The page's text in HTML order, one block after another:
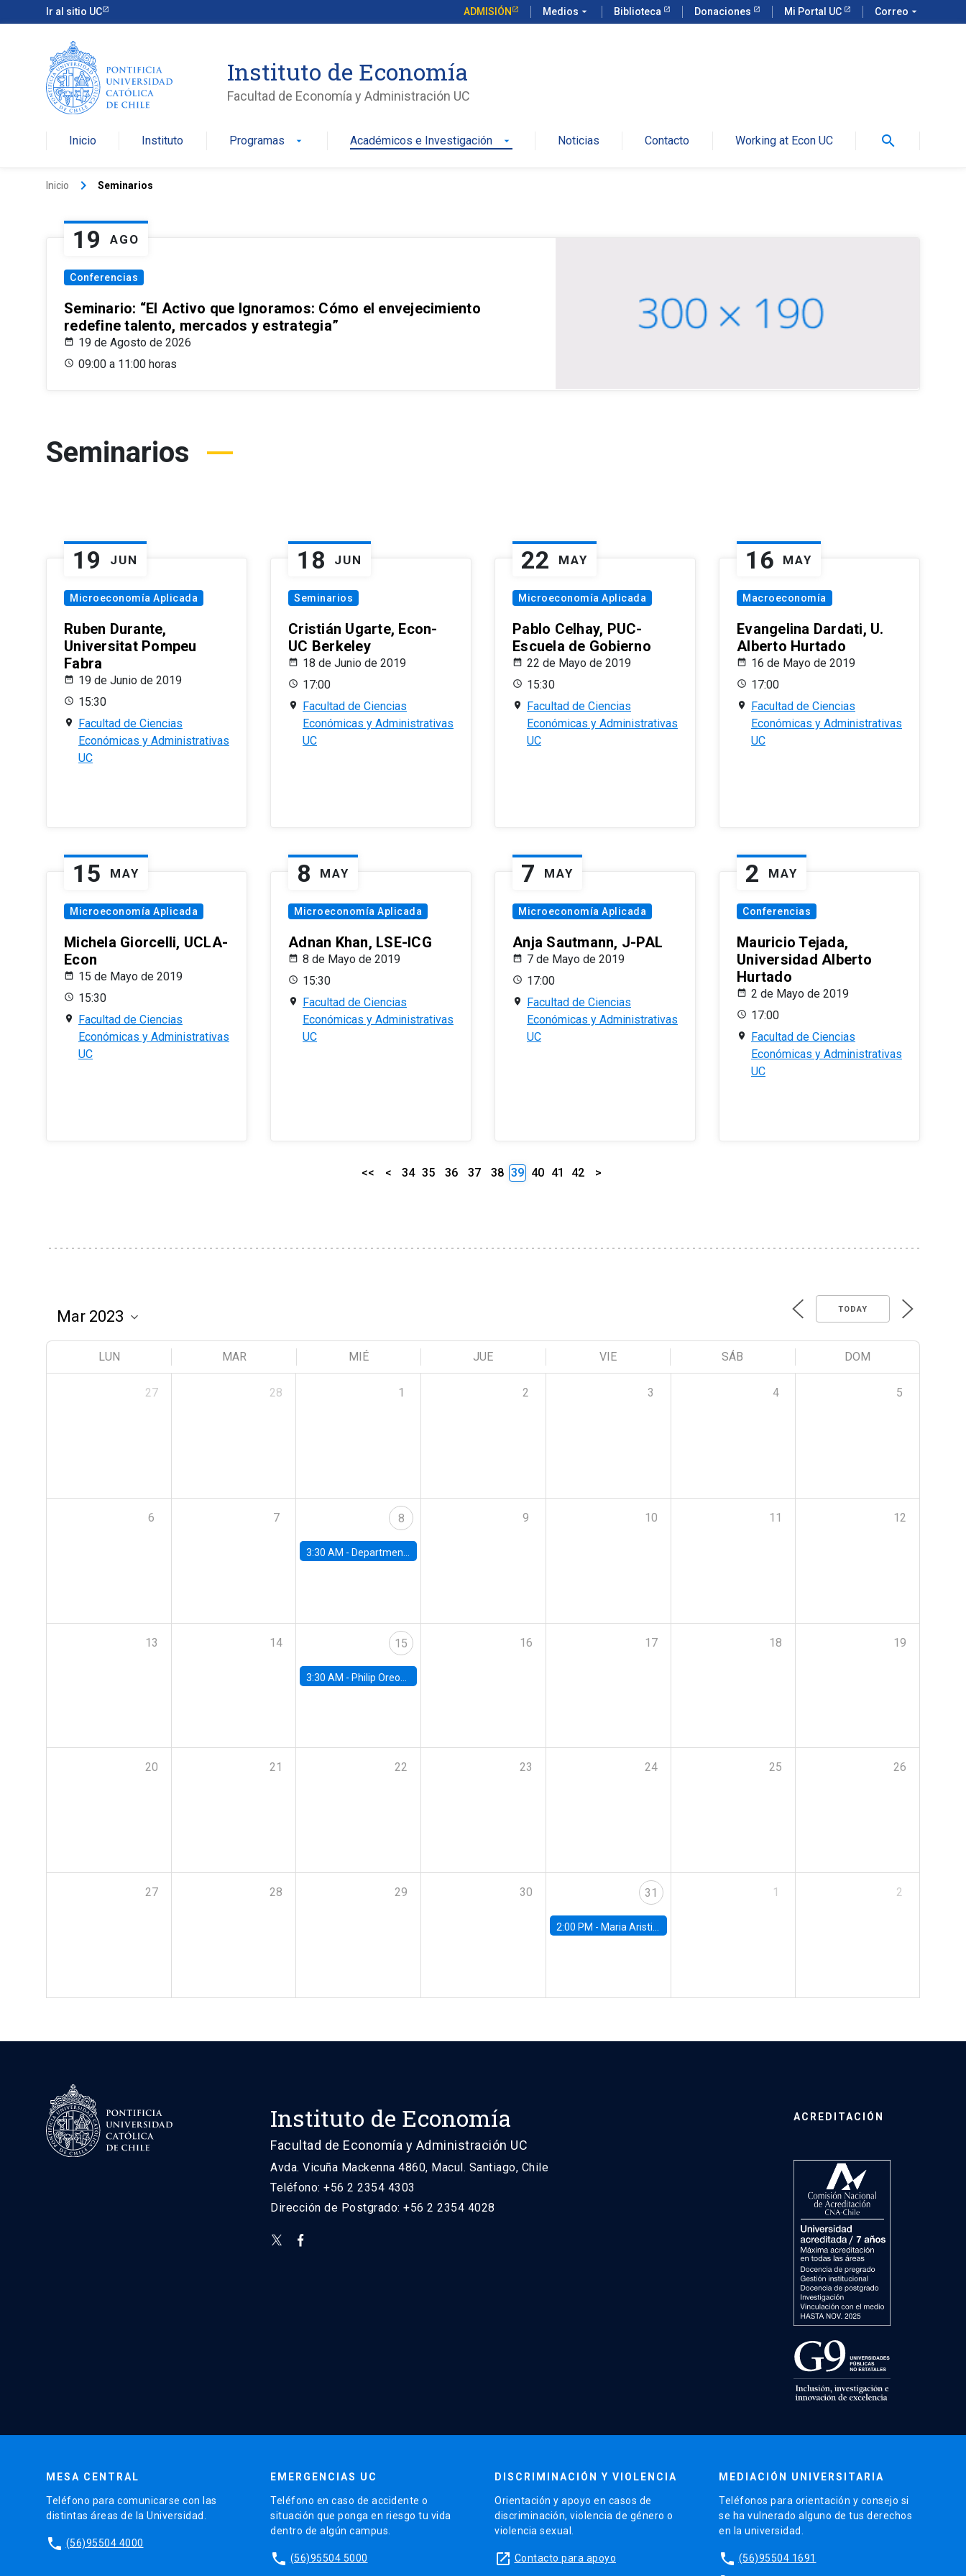
Ir al sitio UC ADMISIÓN Medios arrow_drop_down Biblioteca Donaciones Mi Portal UC Correo arrow_drop_down
Instituto de Economía
Facultad de Economía y Administración UC
Inicio Instituto Programas arrow_drop_down Académicos e Investigación arrow_drop_down Noticias Contacto Working at Econ UC search
Inicio keyboard_arrow_right Seminarios
19 AGO
Conferencias
Seminario: “El Activo que Ignoramos: Cómo el envejecimiento
redefine talento, mercados y estrategia”
19 de Agosto de 2026
09:00 a 11:00 horas
Seminarios
19 JUN
Microeconomía Aplicada
Ruben Durante,
Universitat Pompeu
Fabra
19 de Junio de 2019
15:30
Facultad de Ciencias
Económicas y Administrativas
UC
18 JUN
Seminarios
Cristián Ugarte, Econ-
UC Berkeley
18 de Junio de 2019
17:00
Facultad de Ciencias
Económicas y Administrativas
UC
22 MAY
Microeconomía Aplicada
Pablo Celhay, PUC-
Escuela de Gobierno
22 de Mayo de 2019
15:30
Facultad de Ciencias
Económicas y Administrativas
UC
16 MAY
Macroeconomía
Evangelina Dardati, U.
Alberto Hurtado
16 de Mayo de 2019
17:00
Facultad de Ciencias
Económicas y Administrativas
UC
15 MAY
Microeconomía Aplicada
Michela Giorcelli, UCLA-
Econ
15 de Mayo de 2019
15:30
Facultad de Ciencias
Económicas y Administrativas
UC
8 MAY
Microeconomía Aplicada
Adnan Khan, LSE-ICG
8 de Mayo de 2019
15:30
Facultad de Ciencias
Económicas y Administrativas
UC
7 MAY
Microeconomía Aplicada
Anja Sautmann, J-PAL
7 de Mayo de 2019
17:00
Facultad de Ciencias
Económicas y Administrativas
UC
2 MAY
Conferencias
Mauricio Tejada,
Universidad Alberto
Hurtado
2 de Mayo de 2019
17:00
Facultad de Ciencias
Económicas y Administrativas
UC
<< < 34 35 36 37 38 39 40 41 42 >
TODAY
LUN MAR MIÉ JUE VIE SÁB DOM
27 28 1 2 3 4 5
6 7 8
3:30 AM - Department Seminar: James Robinson
9 10 11 12
13 14 15
3:30 AM - Philip Oreopolous, University of Toronto
16 17 18 19
20 21 22 23 24 25 26
27 28 29 30 31
2:00 PM - Maria Aristizabal-Ramirez, FED Board
1 2
Instituto de Economía
Facultad de Economía y Administración UC
Avda. Vicuña Mackenna 4860, Macul. Santiago, Chile
Teléfono: +56 2 2354 4303
Dirección de Postgrado: +56 2 2354 4028
ACREDITACIÓN
MESA CENTRAL
Teléfono para comunicarse con las
distintas áreas de la Universidad.
phone (56)95504 4000
EMERGENCIAS UC
Teléfono en caso de accidente o
situación que ponga en riesgo tu vida
dentro de algún campus.
phone (56)95504 5000
DISCRIMINACIÓN Y VIOLENCIA
Orientación y apoyo en casos de
discriminación, violencia de género o
violencia sexual.
launch Contacto para apoyo
MEDIACIÓN UNIVERSITARIA
Teléfonos para orientación y consejo si
se ha vulnerado alguno de tus derechos
en la universidad.
phone (56)95504 1691